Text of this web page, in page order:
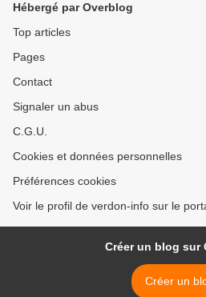
de Haute Provence
Hébergé par Overblog
Top articles
Pages
Contact
Signaler un abus
C.G.U.
Cookies et données personnelles
Préférences cookies
Voir le profil de verdon-info sur le
Créer un blog sur
Créer un